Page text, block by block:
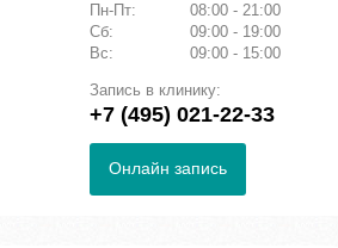
Пн-Пт:
08:00 - 21:00
Сб:
09:00 - 19:00
Вс:
09:00 - 15:00
Запись в клинику:
+7 (495) 021-22-33
Онлайн запись